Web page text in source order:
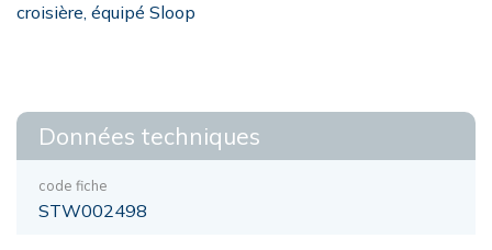
croisière, équipé Sloop
Données techniques
code fiche
STW002498